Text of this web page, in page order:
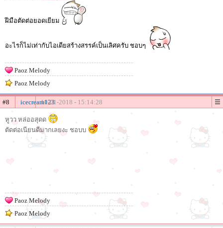
ฝีมือตัดต่อยอดเยียม
อะไรก็ไม่เท่ากับไอเดียสร้างสรรค์เป็นเลิศครับ ชอบๆ
Paoz Melody
Paoz Melody
#8 icecream12310-01-2018 - 15:14:28
หูวว หล่ออสุดด
ตัดต่อเนียนดีมากเลยงะ ชอบบ
Paoz Melody
Paoz Melody